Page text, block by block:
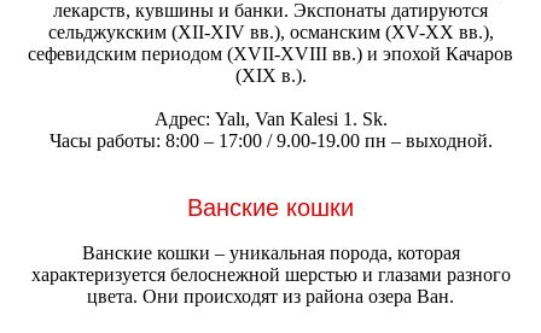
лекарств, кувшины и банки. Экспонаты датируются
сельджукским (XII-XIV вв.), османским (XV-XX вв.),
сефевидским периодом (XVII-XVIII вв.) и эпохой Качаров
(XIX в.).
Адрес: Yalı, Van Kalesi 1. Sk.
Часы работы: 8:00 – 17:00 / 9.00-19.00 пн – выходной.
Ванские кошки
Ванские кошки – уникальная порода, которая
характеризуется белоснежной шерстью и глазами разного
цвета. Они происходят из района озера Ван.